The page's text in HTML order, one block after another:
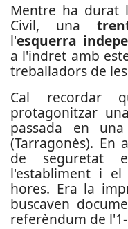
Mentre ha durat
Civil, una
l'esquerra
a l'indret amb
treballadors de
Cal recordar
protagonitzar
passada en
(Tarragonès). En
de seguretat
l'establiment i
hores. Era la
buscaven
referèndum de